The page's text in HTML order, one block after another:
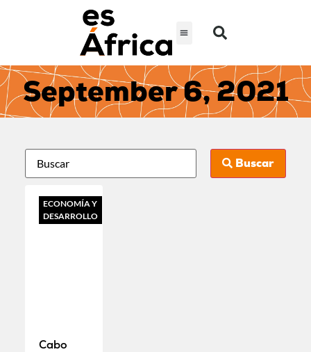
September 6, 2021
Buscar
ECONOMÍA Y
DESARROLLO
Cabo